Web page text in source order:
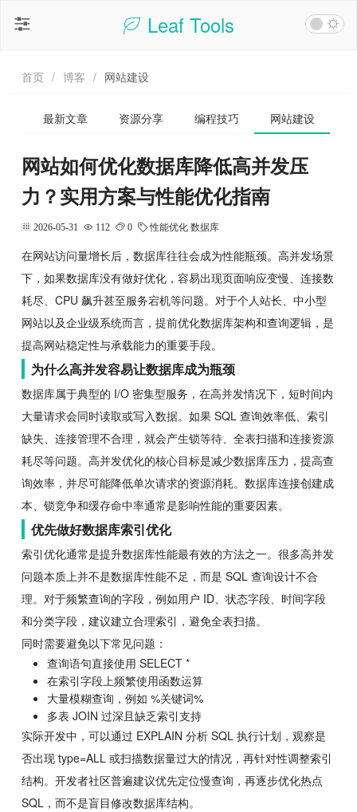
Leaf Tools
首页 / 博客 / 网站建设
最新文章 资源分享 编程技巧 网站建设
网站如何优化数据库降低高并发压
力？实用方案与性能优化指南
2026-05-31 112 0 性能优化 数据库
在网站访问量增长后，数据库往往会成为性能瓶颈。高并发场景
下，如果数据库没有做好优化，容易出现页面响应变慢、连接数
耗尽、CPU 飙升甚至服务宕机等问题。对于个人站长、中小型
网站以及企业级系统而言，提前优化数据库架构和查询逻辑，是
提高网站稳定性与承载能力的重要手段。
为什么高并发容易让数据库成为瓶颈
数据库属于典型的 I/O 密集型服务，在高并发情况下，短时间内
大量请求会同时读取或写入数据。如果 SQL 查询效率低、索引
缺失、连接管理不合理，就会产生锁等待、全表扫描和连接资源
耗尽等问题。高并发优化的核心目标是减少数据库压力，提高查
询效率，并尽可能降低单次请求的资源消耗。数据库连接创建成
本、锁竞争和缓存命中率通常是影响性能的重要因素。
优先做好数据库索引优化
索引优化通常是提升数据库性能最有效的方法之一。很多高并发
问题本质上并不是数据库性能不足，而是 SQL 查询设计不合
理。对于频繁查询的字段，例如用户 ID、状态字段、时间字段
和分类字段，建议建立合理索引，避免全表扫描。
同时需要避免以下常见问题：
查询语句直接使用 SELECT *
在索引字段上频繁使用函数运算
大量模糊查询，例如 %关键词%
多表 JOIN 过深且缺乏索引支持
实际开发中，可以通过 EXPLAIN 分析 SQL 执行计划，观察是
否出现 type=ALL 或扫描数据量过大的情况，再针对性调整索引
结构。开发者社区普遍建议优先定位慢查询，再逐步优化热点
SQL，而不是盲目修改数据库结构。